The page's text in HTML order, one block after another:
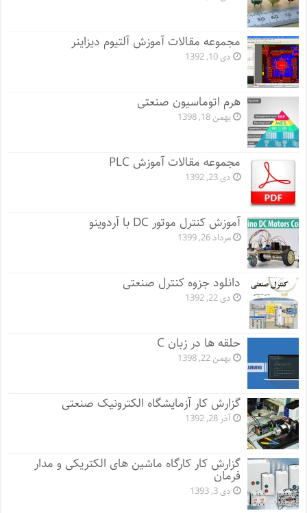
مجموعه مقالات آموزش آلتیوم دیزاینر
دی 10, 1392
هرم اتوماسیون صنعتی
بهمن 18, 1398
مجموعه مقالات آموزش PLC
دی 23, 1392
آموزش کنترل موتور DC با آردوینو
مرداد 26, 1399
دانلود جزوه کنترل صنعتی
دی 22, 1392
حلقه ها در زبان C
بهمن 22, 1398
گزارش کار آزمایشگاه الکترونیک صنعتی
آذر 28, 1392
گزارش کار کارگاه ماشین های الکتریکی و مدار
فرمان
دی 3, 1393